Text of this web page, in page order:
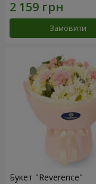
Замовити
Букет "Reverence"